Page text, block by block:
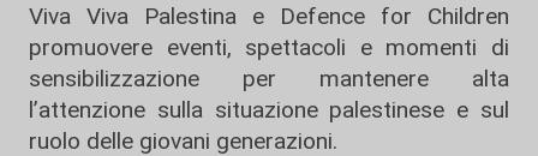
Viva Viva Palestina e Defence for Children
promuovere eventi, spettacoli e momenti di
sensibilizzazione per mantenere alta
l’attenzione sulla situazione palestinese e sul
ruolo delle giovani generazioni.